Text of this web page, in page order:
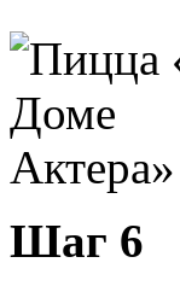
Шаг 6